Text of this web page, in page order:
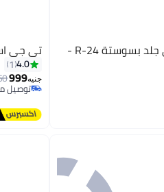
لايف ستيلاش بوت كعب عالى جلد بسوستة R-24 - تي جي
4.0
1
جنيه999
توصيل
توصيل